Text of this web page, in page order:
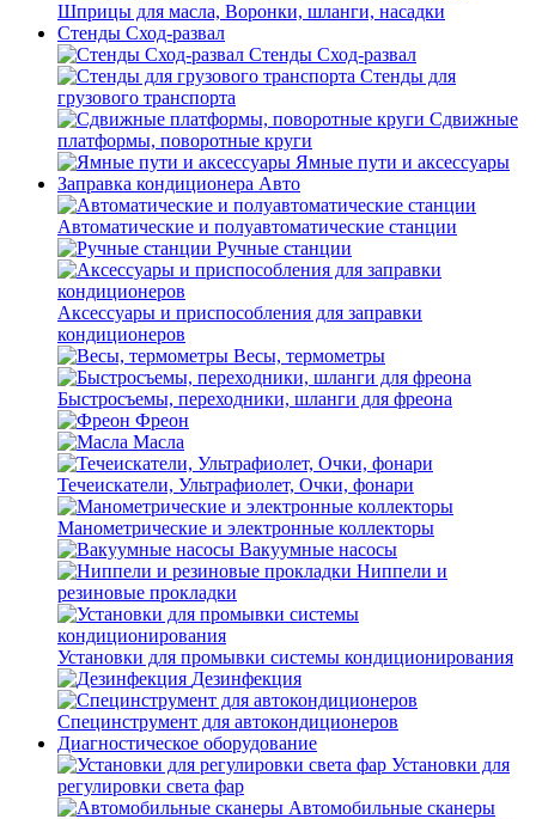
Шприцы для масла, Воронки, шланги, насадки
Стенды Сход-развал
Стенды Сход-развал
Стенды для
грузового транспорта
Сдвижные
платформы, поворотные круги
Ямные пути и аксессуары
Заправка кондиционера Авто
Автоматические и полуавтоматические станции
Ручные станции
Аксессуары и приспособления для заправки
кондиционеров
Весы, термометры
Быстросъемы, переходники, шланги для фреона
Фреон
Масла
Течеискатели, Ультрафиолет, Очки, фонари
Манометрические и электронные коллекторы
Вакуумные насосы
Ниппели и
резиновые прокладки
Установки для промывки системы кондиционирования
Дезинфекция
Специнструмент для автокондиционеров
Диагностическое оборудование
Установки для
регулировки света фар
Автомобильные сканеры